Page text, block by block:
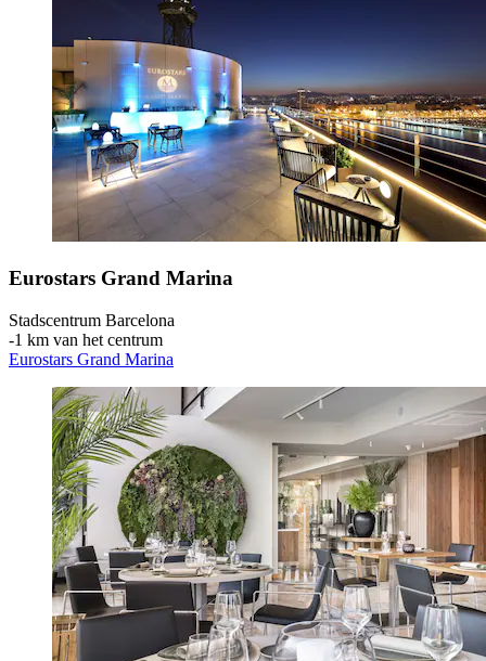
Eurostars Grand Marina
Stadscentrum Barcelona
‐1 km van het centrum
Eurostars Grand Marina